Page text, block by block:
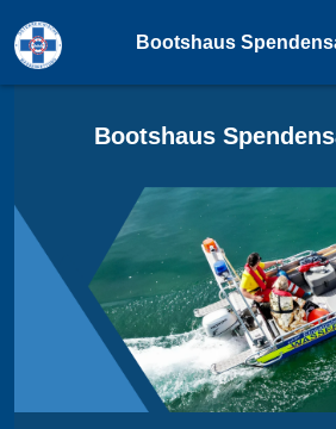
Bootshaus
Bootshaus